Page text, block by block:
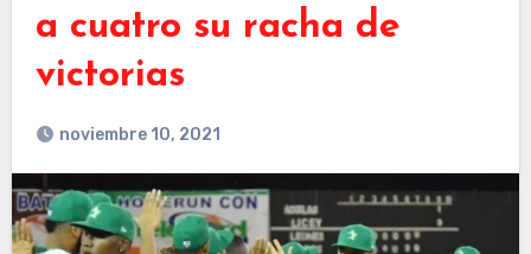
a cuatro su racha de
victorias
noviembre 10, 2021